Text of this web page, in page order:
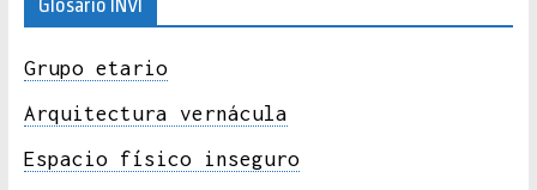
Glosario INVI
Grupo etario
Arquitectura vernácula
Espacio físico inseguro